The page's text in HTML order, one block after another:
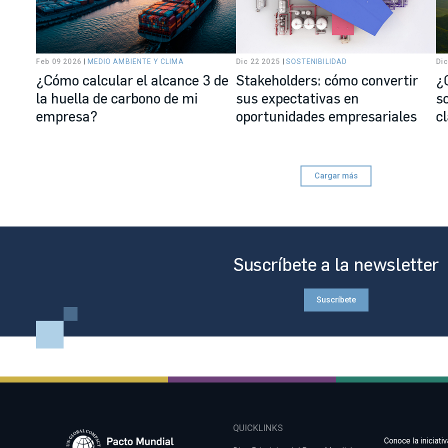
Feb 09 2026 MEDIO AMBIENTE Y CLIMA
¿Cómo calcular el alcance 3 de
la huella de carbono de mi
empresa?
Dic 22 2025 SOSTENIBILIDAD
Stakeholders: cómo convertir
sus expectativas en
oportunidades empresariales
Cargar más
Suscríbete a la newsletter
Suscríbete
QUICKLINKS
Conoce la